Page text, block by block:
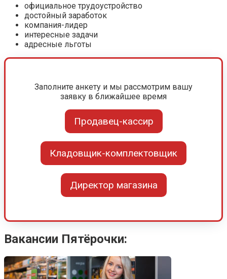
официальное трудоустройство
достойный заработок
компания-лидер
интересные задачи
адресные льготы
Заполните анкету и мы рассмотрим вашу
заявку в ближайшее время
Продавец-кассир
Кладовщик-комплектовщик
Директор магазина
Вакансии Пятёрочки: